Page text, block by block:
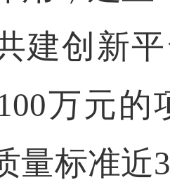
建创新
万元
量标准近